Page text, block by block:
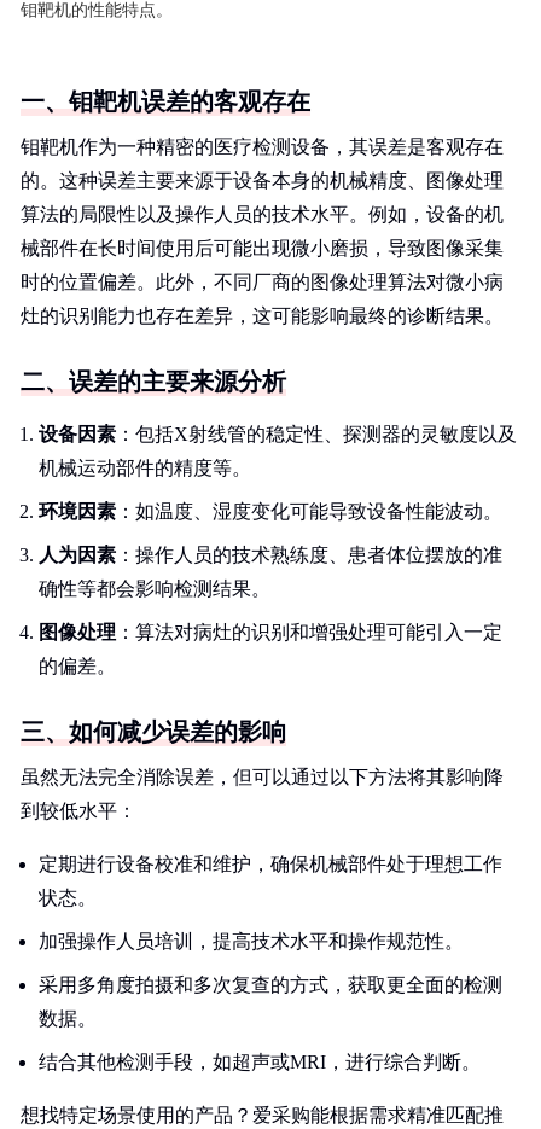
钼靶机的性能特点。
一、钼靶机误差的客观存在
钼靶机作为一种精密的医疗检测设备，其误差是客观存在
的。这种误差主要来源于设备本身的机械精度、图像处理
算法的局限性以及操作人员的技术水平。例如，设备的机
械部件在长时间使用后可能出现微小磨损，导致图像采集
时的位置偏差。此外，不同厂商的图像处理算法对微小病
灶的识别能力也存在差异，这可能影响最终的诊断结果。
二、误差的主要来源分析
设备因素 ：包括X射线管的稳定性、探测器的灵敏度以及
机械运动部件的精度等。
环境因素 ：如温度、湿度变化可能导致设备性能波动。
人为因素 ：操作人员的技术熟练度、患者体位摆放的准
确性等都会影响检测结果。
图像处理 ：算法对病灶的识别和增强处理可能引入一定
的偏差。
三、如何减少误差的影响
虽然无法完全消除误差，但可以通过以下方法将其影响降
到较低水平：
定期进行设备校准和维护，确保机械部件处于理想工作
状态。
加强操作人员培训，提高技术水平和操作规范性。
采用多角度拍摄和多次复查的方式，获取更全面的检测
数据。
结合其他检测手段，如超声或MRI，进行综合判断。
想找特定场景使用的产品？爱采购能根据需求精准匹配推